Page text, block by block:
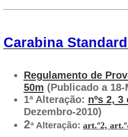
Carabina
Regulamento de
50m (Publicado a 18-
1ª Alteração: nºs 2, 3
Dezembro-2010)
2ª Alteração: art.º2,